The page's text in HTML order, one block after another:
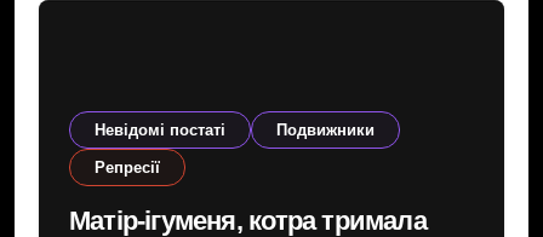
Невідомі постаті Подвижники
Репресії
Матір-ігуменя, котра тримала